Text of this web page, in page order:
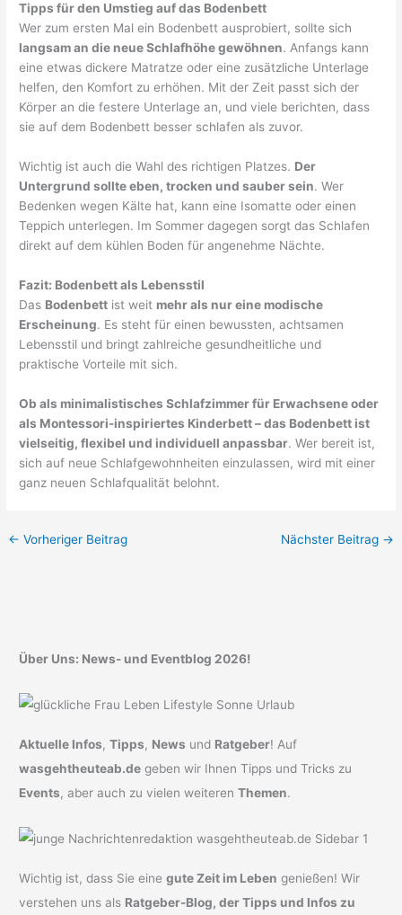
Tipps für den Umstieg auf das Bodenbett
Wer zum ersten Mal ein Bodenbett ausprobiert, sollte sich
langsam an die neue Schlafhöhe gewöhnen. Anfangs kann
eine etwas dickere Matratze oder eine zusätzliche Unterlage
helfen, den Komfort zu erhöhen. Mit der Zeit passt sich der
Körper an die festere Unterlage an, und viele berichten, dass
sie auf dem Bodenbett besser schlafen als zuvor.
Wichtig ist auch die Wahl des richtigen Platzes. Der
Untergrund sollte eben, trocken und sauber sein. Wer
Bedenken wegen Kälte hat, kann eine Isomatte oder einen
Teppich unterlegen. Im Sommer dagegen sorgt das Schlafen
direkt auf dem kühlen Boden für angenehme Nächte.
Fazit: Bodenbett als Lebensstil
Das Bodenbett ist weit mehr als nur eine modische
Erscheinung. Es steht für einen bewussten, achtsamen
Lebensstil und bringt zahlreiche gesundheitliche und
praktische Vorteile mit sich.
Ob als minimalistisches Schlafzimmer für Erwachsene oder
als Montessori-inspiriertes Kinderbett – das Bodenbett ist
vielseitig, flexibel und individuell anpassbar. Wer bereit ist,
sich auf neue Schlafgewohnheiten einzulassen, wird mit einer
ganz neuen Schlafqualität belohnt.
← Vorheriger Beitrag Nächster Beitrag →
Über Uns: News- und Eventblog 2026!
Aktuelle Infos,Tipps, News und Ratgeber! Auf
wasgehtheuteab.de geben wir Ihnen Tipps und Tricks zu
Events, aber auch zu vielen weiterenThemen.
Wichtig ist, dass Sie einegute Zeit im Leben genießen! Wir
verstehen uns als Ratgeber-Blog, der Tipps und Infos zu